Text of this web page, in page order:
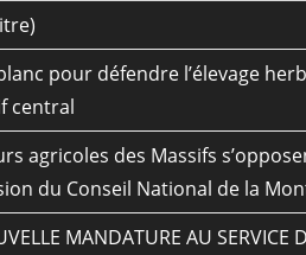
pour défendre l’élevage
central
agricoles des Massifs
du Conseil National de la
MANDATURE AU SERVICE